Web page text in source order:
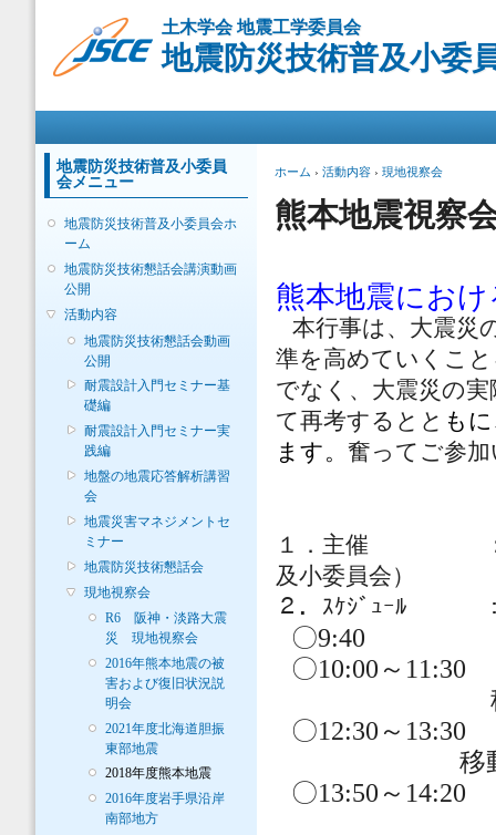
ン
移
動
土木学会 地震工学委員会
地震防災技術普及小委
地震防災技術普及小委員
会メニュー
地震防災技術普及小委員会ホ
ーム
地震防災技術懇話会講演動画
公開
活動内容
地震防災技術懇話会動画
公開
耐震設計入門セミナー基
礎編
耐震設計入門セミナー実
践編
地盤の地震応答解析講習
会
地震災害マネジメントセ
ミナー
地震防災技術懇話会
現地視察会
R6 阪神・淡路大震
災 現地視察会
2016年熊本地震の被
害および復旧状況説
明会
2021年度北海道胆振
東部地震
2018年度熊本地震
2016年度岩手県沿岸
南部地方
現在地
ホーム › 活動内容 › 現地視察会
熊本地震視察
熊本地震にお
本行事は、大震災
準を高めていくこ
でなく、大震災の
て再考するとと も
ます。 奮ってご参
１．主催
及小委員会）
２． ｽｹｼﾞｭｰﾙ
〇9:40
〇10:00 ～ 11:30
〇12:30 ～ 13:30
移
〇13:50 ～ 14:20